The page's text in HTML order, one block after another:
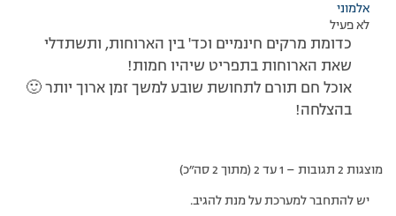
אלמוני
לא פעיל
כדומת מרקים חינמיים וכד' בין הארוחות, ותשתדלי
שאת הארוחות בתפריט שיהיו חמות!
אוכל חם תורם לתחושת שובע למשך זמן ארוך יותר 🙂
בהצלחה!
מוצגות 2 תגובות – 1 עד 2 (מתוך 2 סה״כ)
יש להתחבר למערכת על מנת להגיב.